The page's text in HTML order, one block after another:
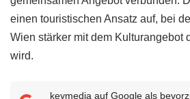
einen touristischen Ansatz auf, bei
Wien stärker mit dem Kulturangebot
wird.
keymedia auf Google als